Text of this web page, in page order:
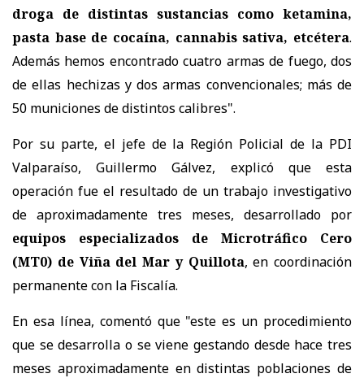
droga de distintas sustancias como ketamina,
pasta base de cocaína, cannabis sativa, etcétera.
Además hemos encontrado cuatro armas de fuego, dos
de ellas hechizas y dos armas convencionales; más de
50 municiones de distintos calibres".
Por su parte, el jefe de la Región Policial de la PDI
Valparaíso, Guillermo Gálvez, explicó que esta
operación fue el resultado de un trabajo investigativo
de aproximadamente tres meses, desarrollado por
equipos especializados de
Microtráfico Cero
(MT0) de Viña del Mar y Quillota, en coordinación
permanente con la Fiscalía.
En esa línea, comentó que "este es un procedimiento
que se desarrolla o se viene gestando desde hace tres
meses aproximadamente en distintas poblaciones de